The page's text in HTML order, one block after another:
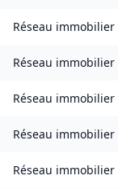
Réseau immobilier
Réseau immobilier
Réseau immobilier
Réseau immobilier
Réseau immobilier